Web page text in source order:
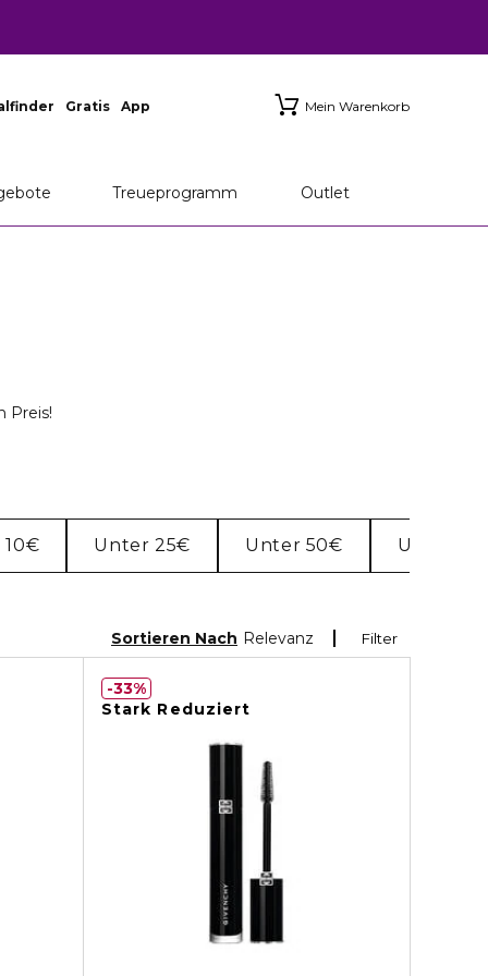
Gratis App Mein Warenkorb
Treueprogramm Outlet
Preis!
Unter 25€ Unter 50€ Unter
Filter
Sortieren Nach Relevanz
Stark Reduziert
33%